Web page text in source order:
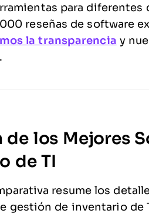
para
reseñas de software
la transparencia y
de los Mejores
de TI
resume los
gestión de inventario de